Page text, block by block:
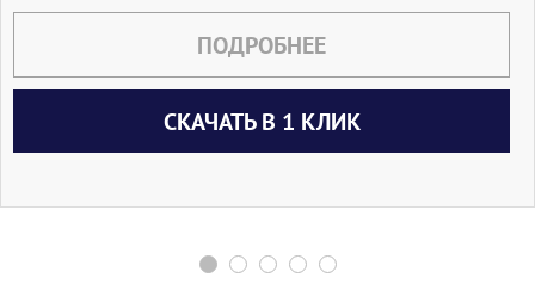
ПОДРОБНЕЕ
СКАЧАТЬ В 1 КЛИК